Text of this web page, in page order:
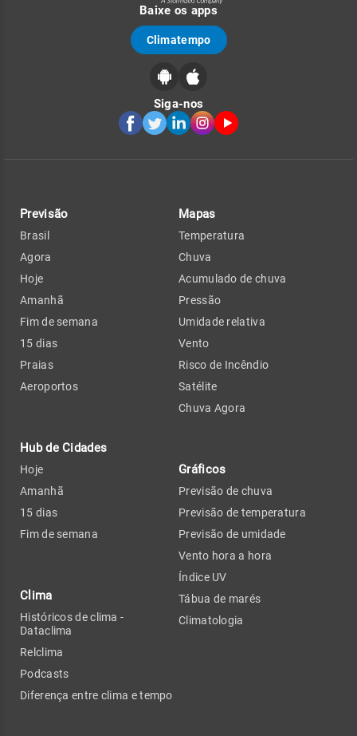
Baixe os apps
Climatempo
Siga-nos
Previsão
Brasil
Agora
Hoje
Amanhã
Fim de semana
15 dias
Praias
Aeroportos
Hub de Cidades
Hoje
Amanhã
15 dias
Fim de semana
Clima
Históricos de clima -
Dataclima
Relclima
Podcasts
Diferença entre clima e tempo
Mapas
Temperatura
Chuva
Acumulado de chuva
Pressão
Umidade relativa
Vento
Risco de Incêndio
Satélite
Chuva Agora
Gráficos
Previsão de chuva
Previsão de temperatura
Previsão de umidade
Vento hora a hora
Índice UV
Tábua de marés
Climatologia